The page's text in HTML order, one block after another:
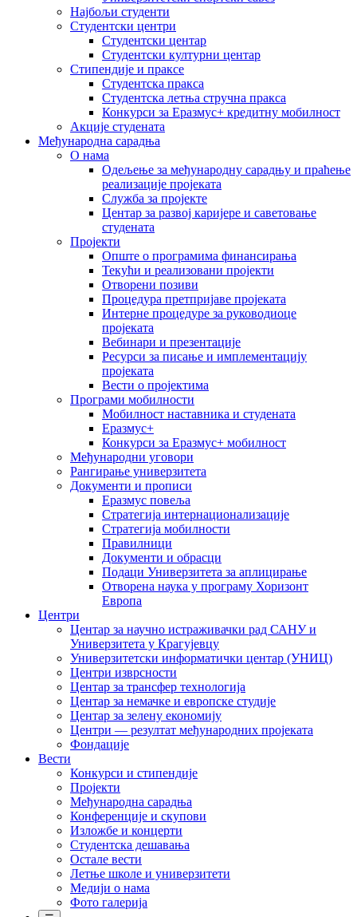
Најбољи студенти
Студентски центри
Студентски центар
Студентски културни центар
Стипендије и праксе
Студентска пракса
Студентска летња стручна пракса
Конкурси за Еразмус+ кредитну мобилност
Акције студената
Међународна сарадња
О нама
Одељење за међународну сарадњу и праћење
реализације пројеката
Служба за пројекте
Центар за развој каријере и саветовање
студената
Пројекти
Опште о програмима финансирања
Текући и реализовани пројекти
Отворени позиви
Процедура претпријаве пројеката
Интерне процедуре за руководиоце
пројеката
Вебинари и презентације
Ресурси за писање и имплементацију
пројеката
Вести о пројектима
Програми мобилности
Мобилност наставника и студената
Еразмус+
Конкурси за Еразмус+ мобилност
Међународни уговори
Рангирање универзитета
Документи и прописи
Еразмус повеља
Стратегија интернационализације
Стратегија мобилности
Правилници
Документи и обрасци
Подаци Универзитета за аплицирање
Отворена наука у програму Хоризонт
Европа
Центри
Центар за научно истраживачки рад САНУ и
Универзитета у Крагујевцу
Универзитетски информатички центар (УНИЦ)
Центри изврсности
Центар за трансфер технологија
Центар за немачке и европске студије
Центар за зелену економију
Центри — резултат међународних пројеката
Фондације
Вести
Конкурси и стипендије
Пројекти
Међународна сарадња
Конференције и скупови
Изложбе и концерти
Студентска дешавања
Остале вести
Летње школе и универзитети
Медији о нама
Фото галерија